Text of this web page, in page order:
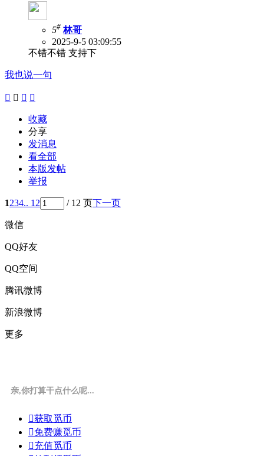
5# 林哥
2025-9-5 03:09:55
不错不错 支持下
我也说一句
   
收藏
分享
发消息
看全部
本版发帖
举报
1234.. 12 / 12 页下一页
微信
QQ好友
QQ空间
腾讯微博
新浪微博
更多
亲,你打算干点什么呢...
获取觅币
免费赚觅币
充值觅币